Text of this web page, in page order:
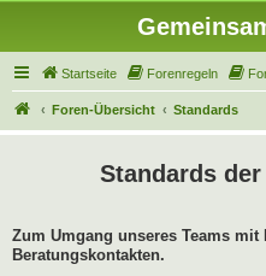
Startseite Forenregeln
Foren-Übersicht Standards
Standards
Zum Umgang unseres Teams
Beratungskontakten.